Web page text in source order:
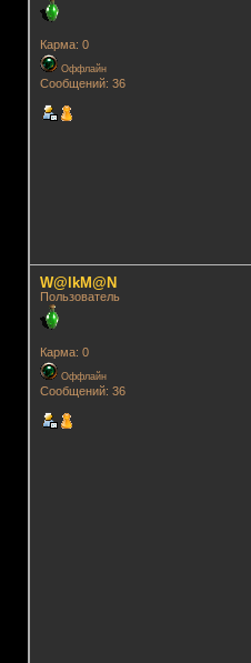
Карма: 0
Оффлайн
Сообщений: 36
W@lkM@N
Пользователь
Карма: 0
Оффлайн
Сообщений: 36